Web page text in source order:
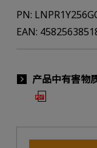
PN:
EAN:
产品中有害物